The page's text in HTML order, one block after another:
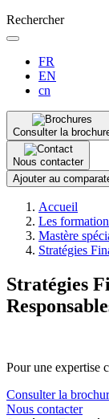
Rechercher
FR
EN
cn
Consulter la
Nous contacter
Ajouter au
d'Ariane
Accueil
Les
Mastère
Stratégies
Stratégies
Pour une expertise
Consulter la
Nous contacter